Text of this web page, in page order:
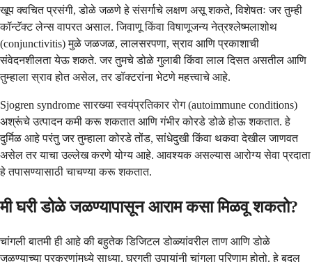
खूप क्वचित प्रसंगी, डोळे जळणे हे संसर्गाचे लक्षण असू शकते, विशेषतः जर तुम्ही
कॉन्टॅक्ट लेन्स वापरत असाल. जिवाणू किंवा विषाणूजन्य नेत्रश्लेष्मलाशोथ
(conjunctivitis) मुळे जळजळ, लालसरपणा, स्राव आणि प्रकाशाची
संवेदनशीलता येऊ शकते. जर तुमचे डोळे गुलाबी किंवा लाल दिसत असतील आणि
तुम्हाला स्राव होत असेल, तर डॉक्टरांना भेटणे महत्त्वाचे आहे.
Sjogren syndrome सारख्या स्वयंप्रतिकार रोग (autoimmune conditions)
अश्रूंचे उत्पादन कमी करू शकतात आणि गंभीर कोरडे डोळे होऊ शकतात. हे
दुर्मिळ आहे परंतु जर तुम्हाला कोरडे तोंड, सांधेदुखी किंवा थकवा देखील जाणवत
असेल तर याचा उल्लेख करणे योग्य आहे. आवश्यक असल्यास आरोग्य सेवा प्रदाता
हे तपासण्यासाठी चाचण्या करू शकतात.
मी घरी डोळे जळण्यापासून आराम कसा मिळवू शकतो?
चांगली बातमी ही आहे की बहुतेक डिजिटल डोळ्यांवरील ताण आणि डोळे
जळण्याच्या प्रकरणांमध्ये साध्या, घरगुती उपायांनी चांगला परिणाम होतो. हे बदल